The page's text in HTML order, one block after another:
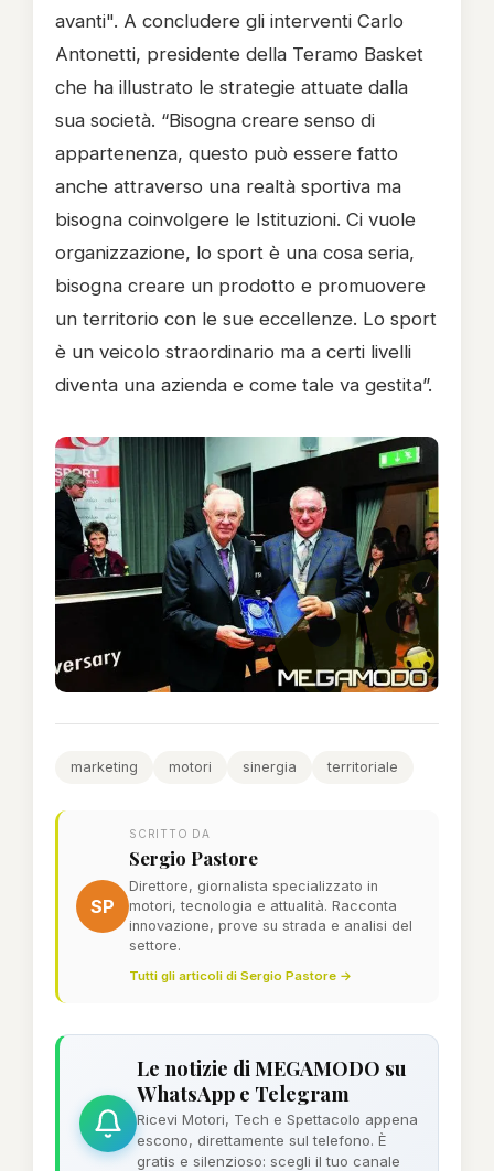
avanti". A concludere gli interventi Carlo
Antonetti, presidente della Teramo Basket
che ha illustrato le strategie attuate dalla
sua società. “Bisogna creare senso di
appartenenza, questo può essere fatto
anche attraverso una realtà sportiva ma
bisogna coinvolgere le Istituzioni. Ci vuole
organizzazione, lo sport è una cosa seria,
bisogna creare un prodotto e promuovere
un territorio con le sue eccellenze. Lo sport
è un veicolo straordinario ma a certi livelli
diventa una azienda e come tale va gestita”.
marketing motori sinergia territoriale
SP
SCRITTO DA
Sergio Pastore
Direttore, giornalista specializzato in
motori, tecnologia e attualità. Racconta
innovazione, prove su strada e analisi del
settore.
Tutti gli articoli di Sergio Pastore →
Le notizie di MEGAMODO su
WhatsApp e Telegram
Ricevi Motori, Tech e Spettacolo appena
escono, direttamente sul telefono. È
gratis e silenzioso: scegli il tuo canale